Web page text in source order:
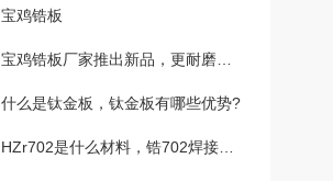
宝鸡锆板
宝鸡锆板厂家推出新品，更耐磨更耐腐
什么是钛金板，钛金板有哪些优势?
HZr702是什么材料，锆702焊接工艺